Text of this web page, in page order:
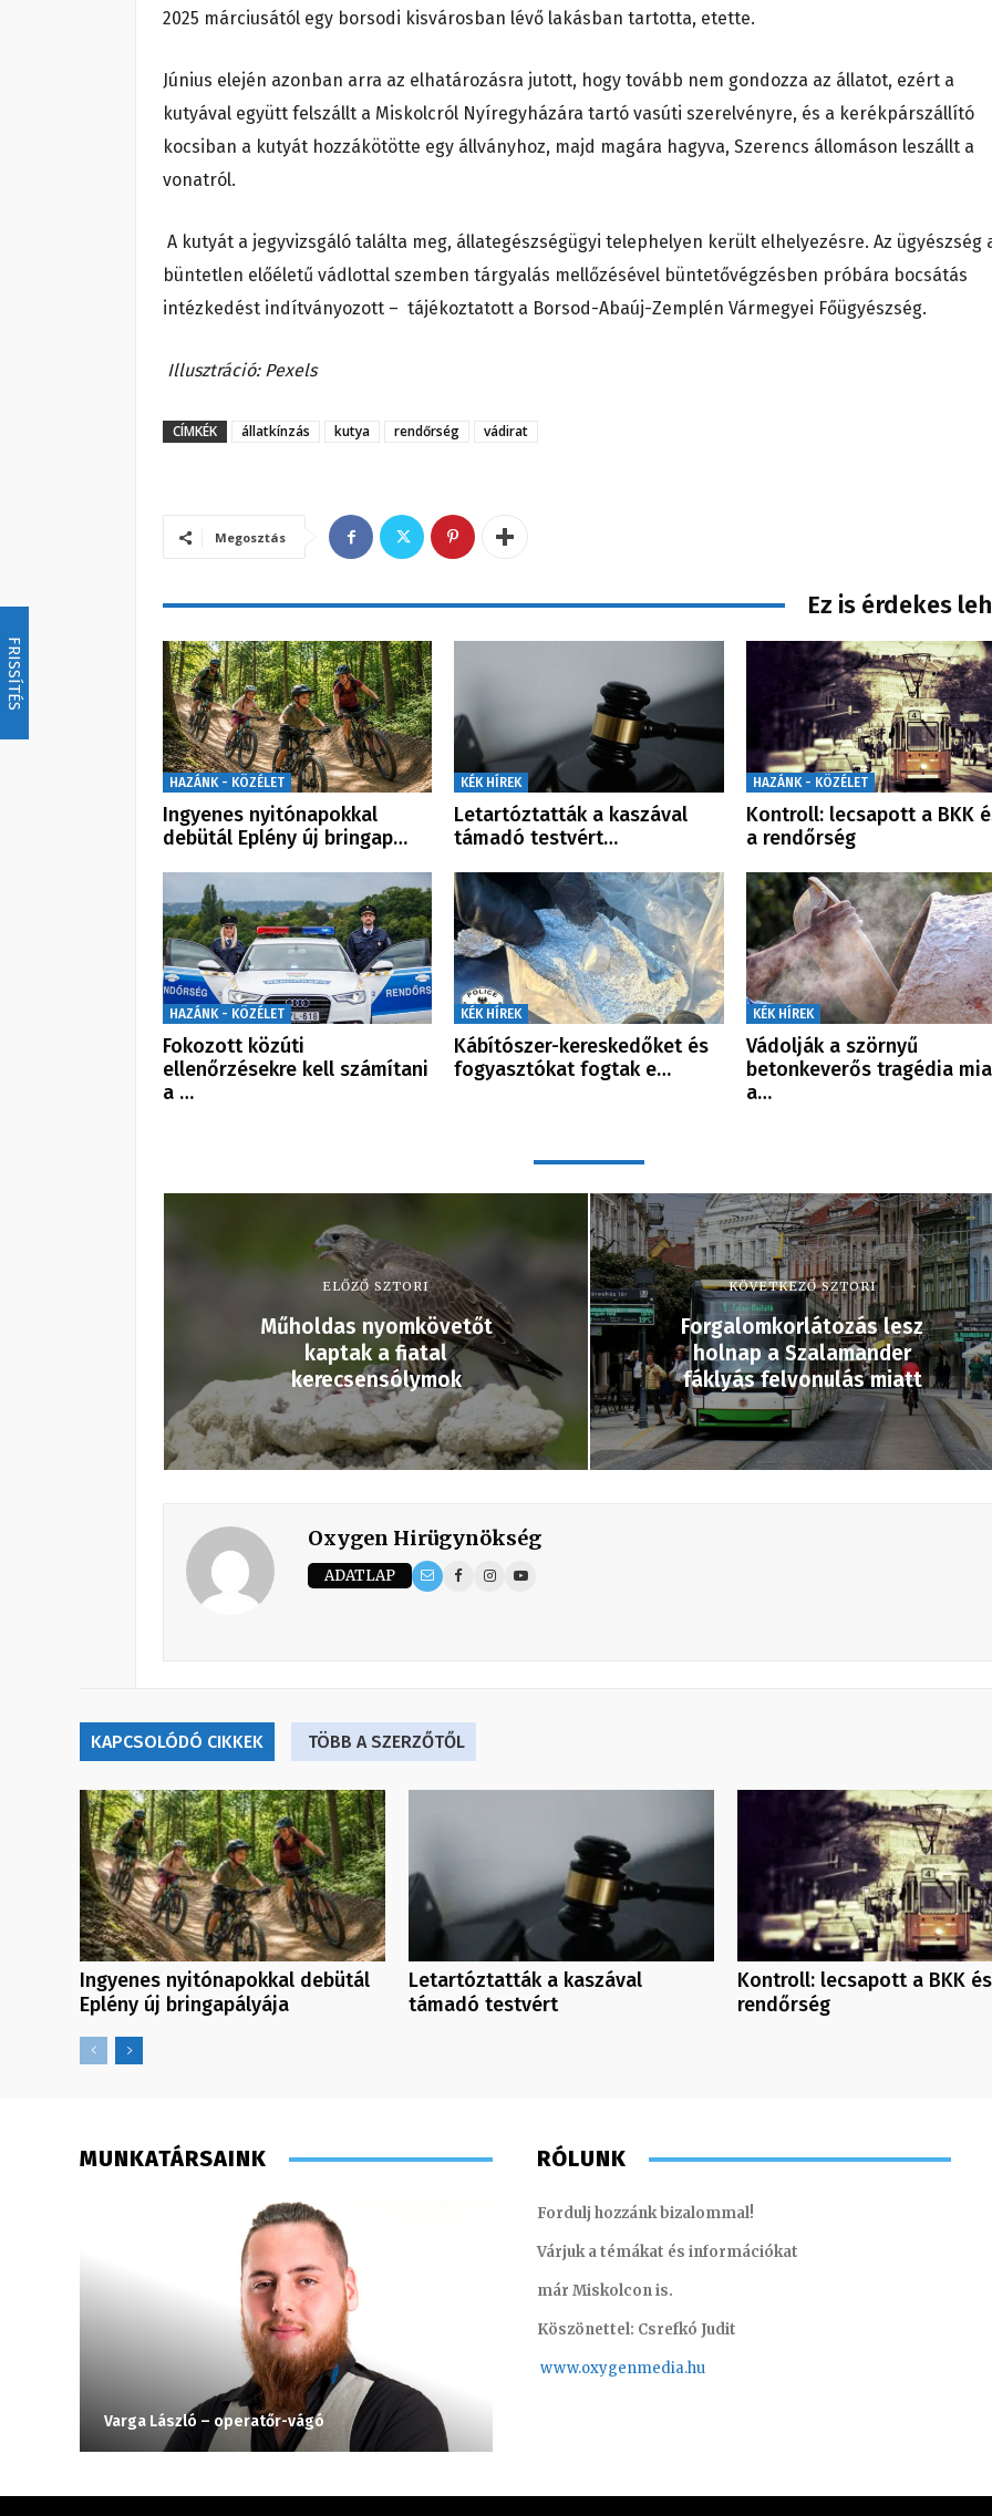
FRISSÍTÉS
2025 márciusától egy borsodi kisvárosban lévő lakásban tartotta, etette.
Június elején azonban arra az elhatározásra jutott, hogy tovább nem gondozza az állatot, ezért a
kutyával együtt felszállt a Miskolcról Nyíregyházára tartó vasúti szerelvényre, és a kerékpárszállító
kocsiban a kutyát hozzákötötte egy állványhoz, majd magára hagyva, Szerencs állomáson leszállt a
vonatról.
A kutyát a jegyvizsgáló találta meg, állategészségügyi telephelyen került elhelyezésre. Az ügyészség
büntetlen előéletű vádlottal szemben tárgyalás mellőzésével büntetővégzésben próbára bocsátás
intézkedést indítványozott – tájékoztatott a Borsod-Abaúj-Zemplén Vármegyei Főügyészség.
Illusztráció: Pexels
CÍMKÉK állatkínzás kutya rendőrség vádirat
Megosztás
Ez is érdekes
HAZÁNK - KÖZÉLET
Ingyenes nyitónapokkal
debütál Eplény új bringap…
KÉK HÍREK
Letartóztatták a kaszával
támadó testvért…
HAZÁNK - KÖZÉLET
Kontroll: lecsapott a BKK
a rendőrség
HAZÁNK - KÖZÉLET
Fokozott közúti
ellenőrzésekre kell számítani
a …
KÉK HÍREK
Kábítószer-kereskedőket és
fogyasztókat fogtak e…
KÉK HÍREK
Vádolják a szörnyű
betonkeverős tragédia
a…
ELŐZŐ SZTORI
Műholdas nyomkövetőt
kaptak a fiatal
kerecsensólymok
KÖVETKEZŐ SZTORI
Forgalomkorlátozás lesz
holnap a Szalamander
fáklyás felvonulás miatt
Oxygen Hirügynökség
ADATLAP
KAPCSOLÓDÓ CIKKEK TÖBB A SZERZŐTŐL
Ingyenes nyitónapokkal debütál
Eplény új bringapályája
Letartóztatták a kaszával
támadó testvért
Kontroll: lecsapott a BKK
rendőrség
MUNKATÁRSAINK
Varga László – operatőr-vágó
RÓLUNK
Fordulj hozzánk bizalommal!
Várjuk a témákat és információkat
már Miskolcon is.
Köszönettel: Csrefkó Judit
www.oxygenmedia.hu